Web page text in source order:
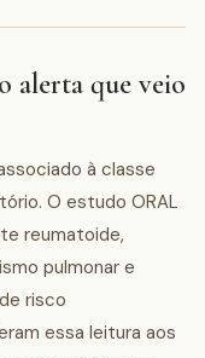
alerta que veio
à classe
O estudo ORAL
reumatoide,
pulmonar e
risco
essa leitura aos